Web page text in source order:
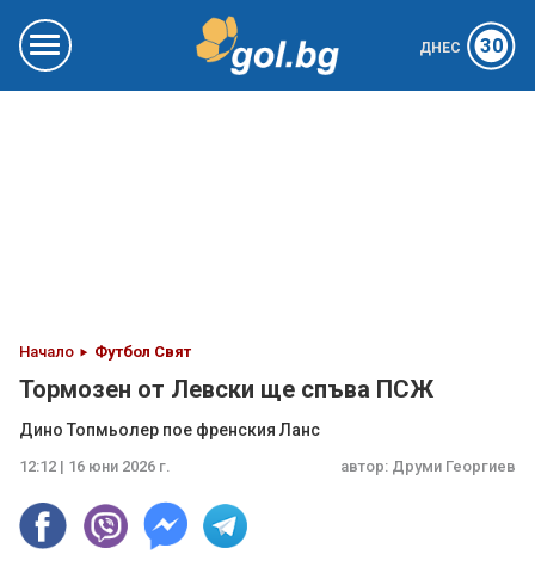
ДНЕС 30
Начало Футбол Свят
Тормозен от Левски ще спъва ПСЖ
Дино Топмьолер пое френския Ланс
12:12 | 16 юни 2026 г. автор: Друми Георгиев